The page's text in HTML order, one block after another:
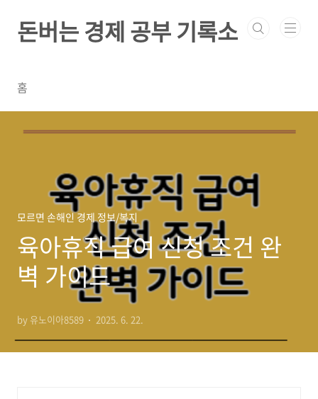
돈버는 경제 공부 기록소
홈
모르면 손해인 경제 정보/복지
육아휴직 급여 신청 조건 완
벽 가이드
by 유노이아8589 2025. 6. 22.